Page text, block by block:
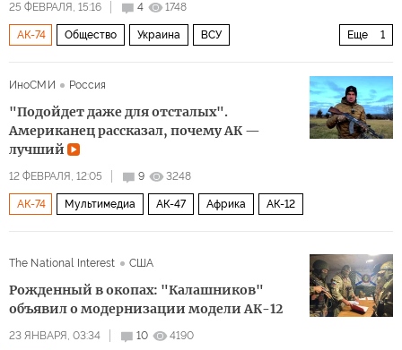
25 ФЕВРАЛЯ, 15:16 4 1748
Еще 1
АК-74 Общество Украина ВСУ
ИноСМИ
Россия
"Подойдет даже для отсталых".
Американец рассказал, почему АК —
лучший
12 ФЕВРАЛЯ, 12:05 9 3248
АК-74 Мультимедиа АК-47 Африка АК-12
The National Interest США
Рожденный в окопах: "Калашников"
объявил о модернизации модели АК-12
23 ЯНВАРЯ, 03:34 10 4190